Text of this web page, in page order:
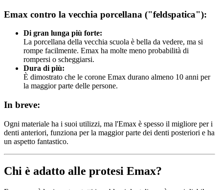
Emax contro la vecchia porcellana ("feldspatica"):
Di gran lunga più forte:
La porcellana della vecchia scuola è bella da vedere, ma si
rompe facilmente. Emax ha molte meno probabilità di
rompersi o scheggiarsi.
Dura di più:
È dimostrato che le corone Emax durano almeno 10 anni per
la maggior parte delle persone.
In breve:
Ogni materiale ha i suoi utilizzi, ma l'Emax è spesso il migliore per i
denti anteriori, funziona per la maggior parte dei denti posteriori e ha
un aspetto fantastico.
Chi è adatto alle protesi Emax?